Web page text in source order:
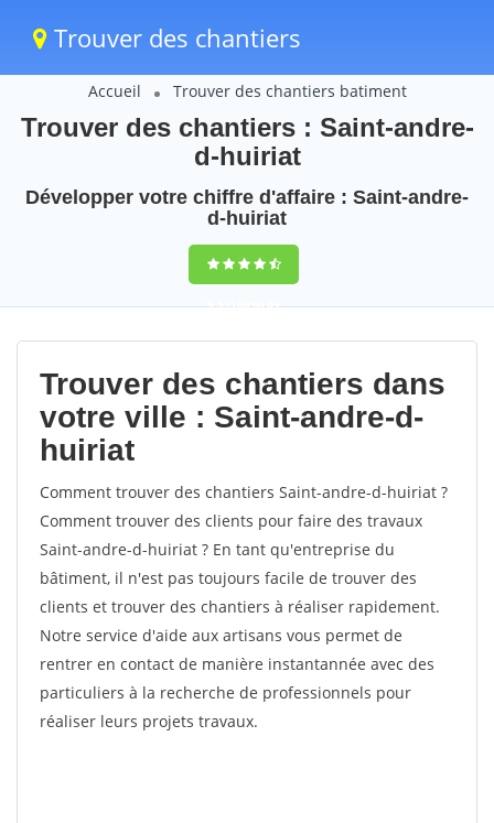
Trouver des chantiers
Accueil Trouver des chantiers batiment
Trouver des chantiers : Saint-andre-
d-huiriat
Développer votre chiffre d'affaire : Saint-andre-
d-huiriat
9,5(100%)69
votes
Trouver des chantiers dans
votre ville : Saint-andre-d-
huiriat
Comment trouver des chantiers Saint-andre-d-huiriat ?
Comment trouver des clients pour faire des travaux
Saint-andre-d-huiriat ? En tant qu'entreprise du
bâtiment, il n'est pas toujours facile de trouver des
clients et trouver des chantiers à réaliser rapidement.
Notre service d'aide aux artisans vous permet de
rentrer en contact de manière instantannée avec des
particuliers à la recherche de professionnels pour
réaliser leurs projets travaux.